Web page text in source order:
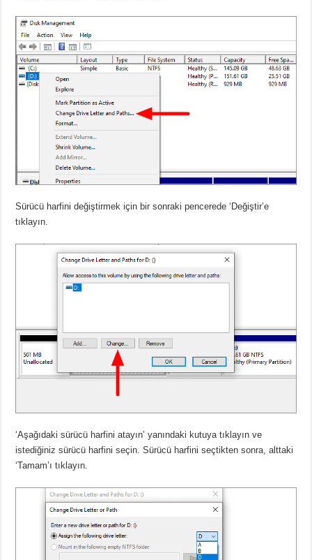
Sürücü harfini değiştirmek için bir sonraki pencerede ‘Değiştir’e
tıklayın.
‘Aşağıdaki sürücü harfini atayın’ yanındaki kutuya tıklayın ve
istediğiniz sürücü harfini seçin. Sürücü harfini seçtikten sonra, alttaki
‘Tamam’ı tıklayın.